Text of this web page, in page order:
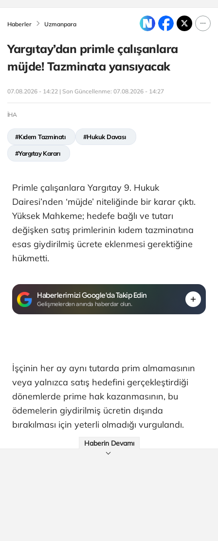
Haberler Uzmanpara
Yargıtay’dan primle çalışanlara
müjde! Tazminata yansıyacak
07.08.2026 - 14:22 | Son Güncellenme: 07.08.2026 - 14:27
İHA
#Kıdem Tazminatı #Hukuk Davası
#Yargıtay Kararı
Primle çalışanlara Yargıtay 9. Hukuk
Dairesi’nden ‘müjde’ niteliğinde bir karar çıktı.
Yüksek Mahkeme; hedefe bağlı ve tutarı
değişken satış primlerinin kıdem tazminatına
esas giydirilmiş ücrete eklenmesi gerektiğine
hükmetti.
Haberlerimizi Google'da Takip Edin
Gelişmelerden anında haberdar olun.
İşçinin her ay aynı tutarda prim almamasının
veya yalnızca satış hedefini gerçekleştirdiği
dönemlerde prime hak kazanmasının, bu
ödemelerin giydirilmiş ücretin dışında
bırakılması için yeterli olmadığı vurgulandı.
Haberin Devamı